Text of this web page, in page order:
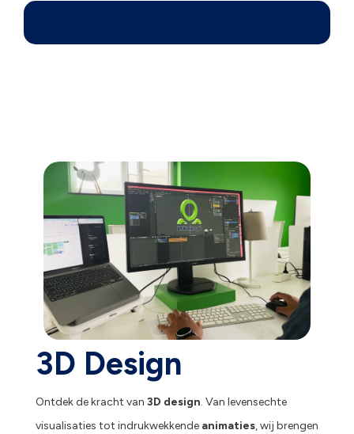
3D Design
Ontdek de kracht van 3D design. Van levensechte
visualisaties tot indrukwekkende animaties, wij brengen